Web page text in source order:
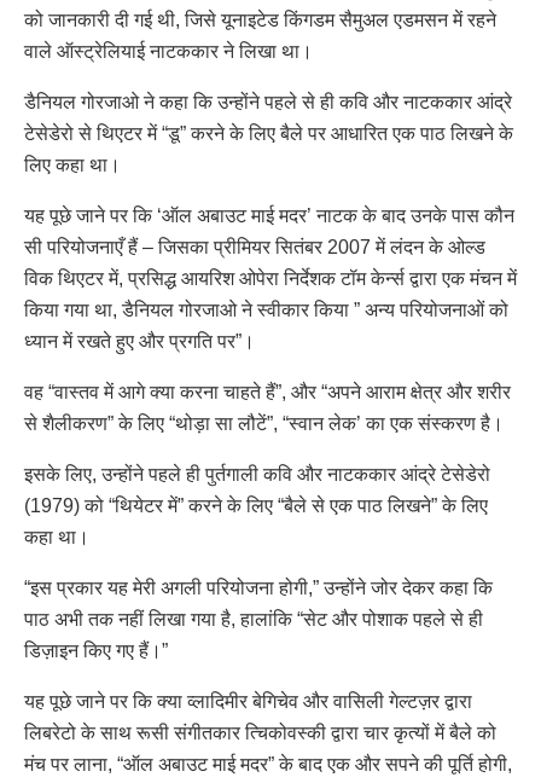
को जानकारी दी गई थी, जिसे यूनाइटेड किंगडम सैमुअल एडमसन में रहने
वाले ऑस्ट्रेलियाई नाटककार ने लिखा था।
डैनियल गोरजाओ ने कहा कि उन्होंने पहले से ही कवि और नाटककार आंद्रे
टेसेडेरो से थिएटर में “डू” करने के लिए बैले पर आधारित एक पाठ लिखने के
लिए कहा था।
यह पूछे जाने पर कि ‘ऑल अबाउट माई मदर’ नाटक के बाद उनके पास कौन
सी परियोजनाएँ हैं – जिसका प्रीमियर सितंबर 2007 में लंदन के ओल्ड
विक थिएटर में, प्रसिद्ध आयरिश ओपेरा निर्देशक टॉम केर्न्स द्वारा एक मंचन में
किया गया था, डैनियल गोरजाओ ने स्वीकार किया ” अन्य परियोजनाओं को
ध्यान में रखते हुए और प्रगति पर”।
वह “वास्तव में आगे क्या करना चाहते हैं”, और “अपने आराम क्षेत्र और शरीर
से शैलीकरण” के लिए “थोड़ा सा लौटें”, “स्वान लेक’ का एक संस्करण है।
इसके लिए, उन्होंने पहले ही पुर्तगाली कवि और नाटककार आंद्रे टेसेडेरो
(1979) को “थियेटर में” करने के लिए “बैले से एक पाठ लिखने” के लिए
कहा था।
“इस प्रकार यह मेरी अगली परियोजना होगी,” उन्होंने जोर देकर कहा कि
पाठ अभी तक नहीं लिखा गया है, हालांकि “सेट और पोशाक पहले से ही
डिज़ाइन किए गए हैं।”
यह पूछे जाने पर कि क्या व्लादिमीर बेगिचेव और वासिली गेल्टज़र द्वारा
लिबरेटो के साथ रूसी संगीतकार त्चिकोवस्की द्वारा चार कृत्यों में बैले को
मंच पर लाना, “ऑल अबाउट माई मदर” के बाद एक और सपने की पूर्ति होगी,